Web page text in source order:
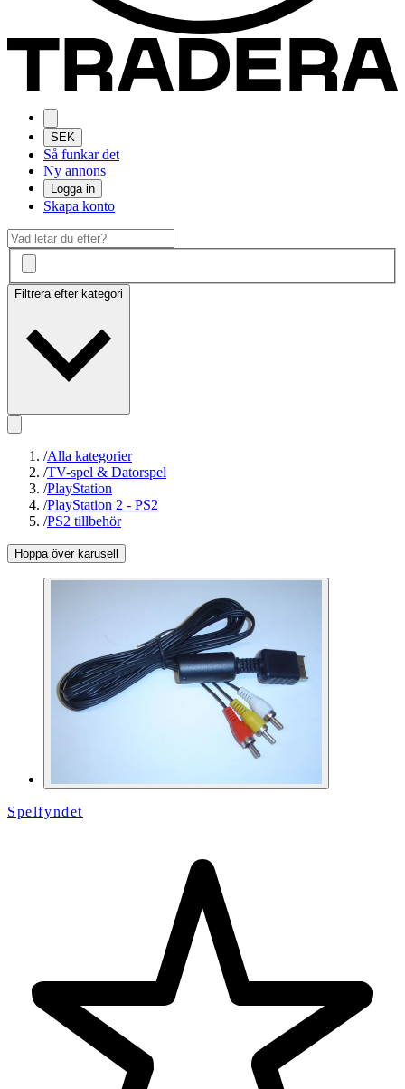
SEK
Så funkar det
Ny annons
Logga in
Skapa konto
Filtrera efter kategori
/Alla kategorier
/TV-spel & Datorspel
/PlayStation
/PlayStation 2 - PS2
/PS2 tillbehör
Hoppa över karusell
Spelfyndet